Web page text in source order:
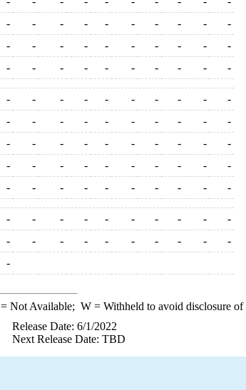
- - - - - - - - -
-
- - - - - - - - -
-
- - - - - - - - - -
- - - - - - - - -
-
- - - - - - - - -
-
- - - - - - - - -
-
- - - - - - - - -
-
- - - - - - - - - -
- - - - - - - - -
-
- - - - - - - - -
-
-
= Not Available; W= Withheld to avoid disclosure of
Release Date: 6/1/2022
Next Release Date: TBD